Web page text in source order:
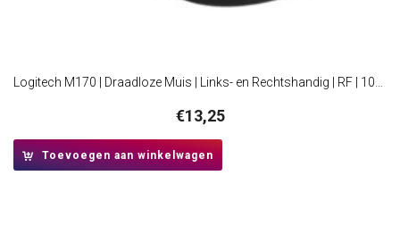
Logitech M170 | Draadloze Muis | Links- en Rechtshandig | RF | 1000 DPI | Grijs
€13,25
Toevoegen aan winkelwagen